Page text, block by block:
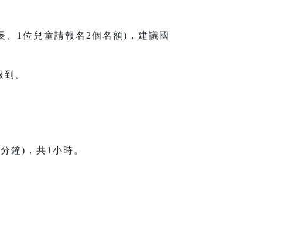
1位兒童請報名2個名額)，建議國
。
鐘)，共1小時。